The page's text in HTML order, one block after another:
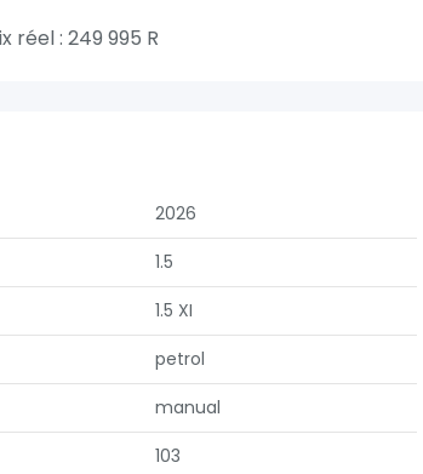
réel : 249 995 R
2026
1.5
1.5 XI
petrol
manual
103